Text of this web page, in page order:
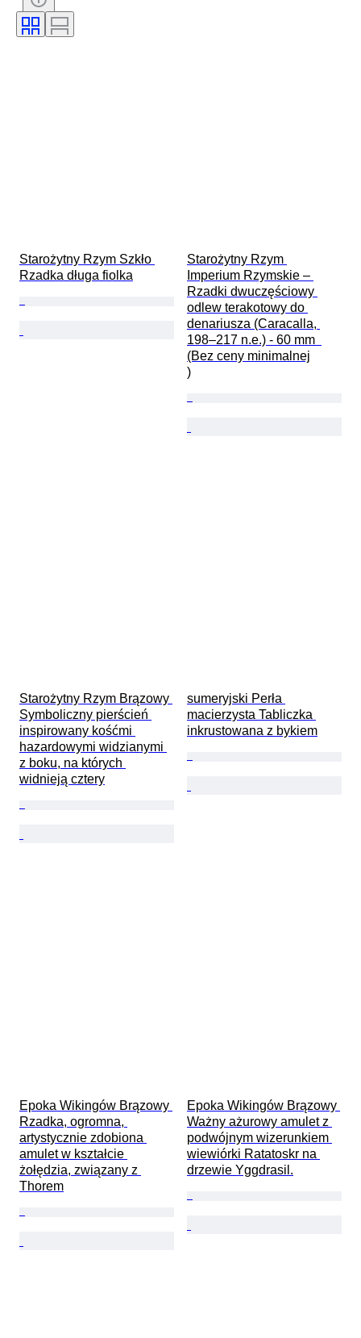
Tematyka
Kolor
Starożytny Rzym Szkło
Rzadka długa fiolka
Starożytny Rzym
Imperium Rzymskie –
Rzadki dwuczęściowy
odlew terakotowy do
denariusza (Caracalla,
198–217 n.e.) - 60 mm
(Bez ceny minimalnej
)
Starożytny Rzym Brązowy
Symboliczny pierścień
inspirowany kośćmi
hazardowymi widzianymi
z boku, na których
widnieją cztery
sumeryjski Perła
macierzysta Tabliczka
inkrustowana z bykiem
Epoka Wikingów Brązowy
Rzadka, ogromna,
artystycznie zdobiona
amulet w kształcie
żołędzia, związany z
Thorem
Epoka Wikingów Brązowy
Ważny ażurowy amulet z
podwójnym wizerunkiem
wiewiórki Ratatoskr na
drzewie Yggdrasil.